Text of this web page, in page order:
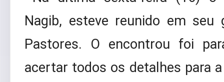
o
k
A
p
m
Nagib, esteve reunido em
Pastores. O encontrou foi
acertar todos os detalhes para